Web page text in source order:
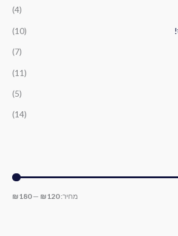
(4)
(10)
(7)
(11)
(5)
(14)
מחיר:₪120
—
₪180